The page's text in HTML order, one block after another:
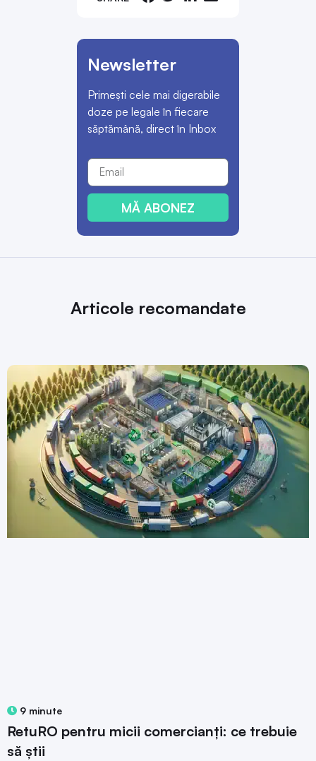
Newsletter
Primești cele mai digerabile
doze pe legale în fiecare
săptămână, direct în Inbox
MĂ ABONEZ
Articole recomandate
9 minute
RetuRO pentru micii comercianți: ce trebuie
să știi